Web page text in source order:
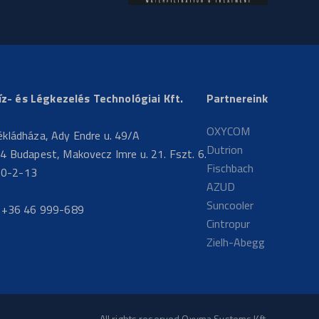
és Légkezelés Technológiai Kft.
Ady Endre u. 49/A
Budapest, Makovecz Imre u. 21. Fszt. 6.
2-13
+36 46 999-689
Partnereink
OXYCOM
Dutrion
Fischbach
AZUD
Suncooler
Cintropur
Zielh-Abegg